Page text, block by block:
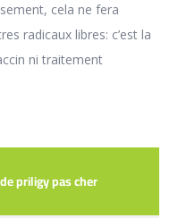
cela ne fera
radicaux libres: c’est la
ni traitement
priligy pas cher